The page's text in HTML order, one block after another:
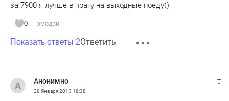
за 7900 я лучше в прагу на выходные поеду))
0 эмодзи
Показать ответы 2Ответить
Анонимно
28 Января 2013 18:38